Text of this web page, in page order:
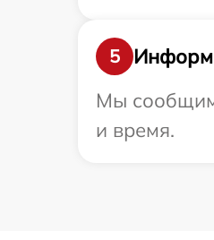
5
Мы сообщим
и время.